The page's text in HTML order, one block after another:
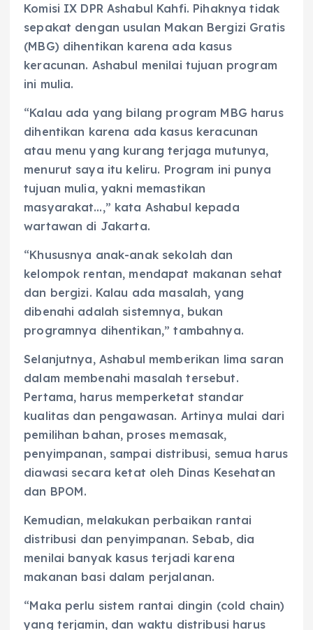
Komisi IX DPR Ashabul Kahfi. Pihaknya tidak
sepakat dengan usulan Makan Bergizi Gratis
(MBG) dihentikan karena ada kasus
keracunan. Ashabul menilai tujuan program
ini mulia.
“Kalau ada yang bilang program MBG harus
dihentikan karena ada kasus keracunan
atau menu yang kurang terjaga mutunya,
menurut saya itu keliru. Program ini punya
tujuan mulia, yakni memastikan
masyarakat…,” kata Ashabul kepada
wartawan di Jakarta.
“Khususnya anak-anak sekolah dan
kelompok rentan, mendapat makanan sehat
dan bergizi. Kalau ada masalah, yang
dibenahi adalah sistemnya, bukan
programnya dihentikan,” tambahnya.
Selanjutnya, Ashabul memberikan lima saran
dalam membenahi masalah tersebut.
Pertama, harus memperketat standar
kualitas dan pengawasan. Artinya mulai dari
pemilihan bahan, proses memasak,
penyimpanan, sampai distribusi, semua harus
diawasi secara ketat oleh Dinas Kesehatan
dan BPOM.
Kemudian, melakukan perbaikan rantai
distribusi dan penyimpanan. Sebab, dia
menilai banyak kasus terjadi karena
makanan basi dalam perjalanan.
“Maka perlu sistem rantai dingin (cold chain)
yang terjamin, dan waktu distribusi harus